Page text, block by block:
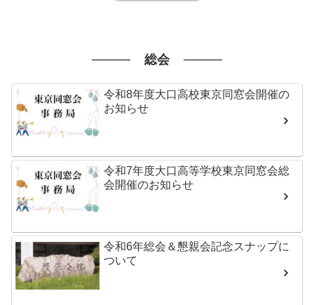
総会
令和8年度大口高校東京同窓会開催の
お知らせ
令和7年度大口高等学校東京同窓会総
会開催のお知らせ
令和6年総会＆懇親会記念スナップに
ついて